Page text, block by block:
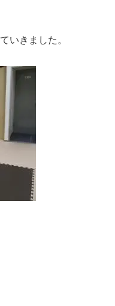
いきました。